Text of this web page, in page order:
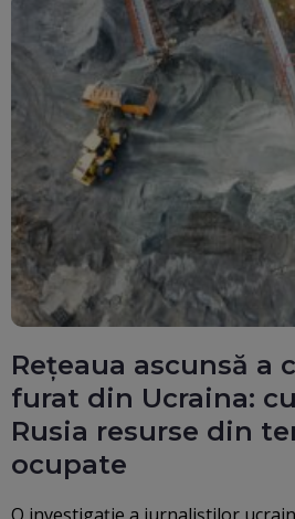
Rețeaua ascunsă a
furat din Ucraina:
Rusia resurse din
ocupate
O investigație a jurnaliștilor